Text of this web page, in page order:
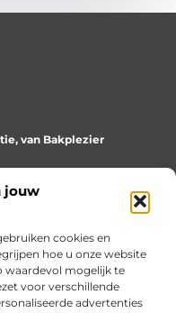
jouw
cookies en
hoe u onze website
waardevol mogelijk te
voor verschillende
advertenties
van Bakplezier
die je elke dag